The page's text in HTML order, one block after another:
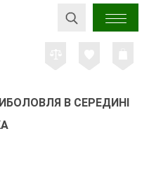
В СЕРЕДИНІ